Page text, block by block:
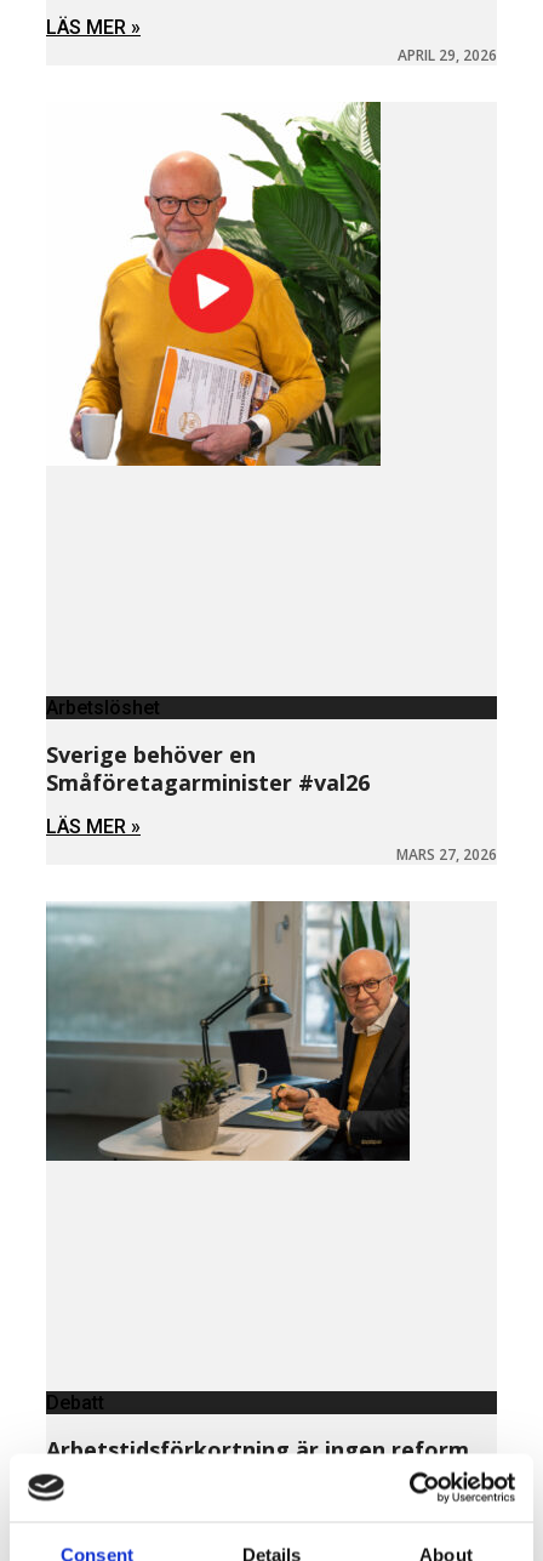
Consent Details About
LÄS MER »
APRIL 29, 2026
Arbetslöshet
Sverige behöver en
Småföretagarminister #val26
LÄS MER »
MARS 27, 2026
Debatt
Arbetstidsförkortning är ingen reform
för verklighetens Sverige
MARS 20, 2026